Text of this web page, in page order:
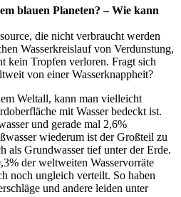
blauen Planeten? – Wie kann
die nicht verbraucht werden
Wasserkreislauf von Verdunstung,
kein Tropfen verloren. Fragt sich
von einer Wasserknappheit?
Weltall, kann man vielleicht
mit Wasser bedeckt ist.
und gerade mal 2,6%
wiederum ist der Großteil zu
als Grundwasser tief unter der Erde.
der weltweiten Wasservorräte
noch ungleich verteilt. So haben
und andere leiden unter